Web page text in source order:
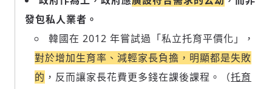
發包私人業者。
韓國在 2012 年嘗試過「私立托育平價化」，
對於增加生育率、減輕家長負擔，明顯都是失敗
的 ，反而讓家長花費更多錢在課後課程。（托育